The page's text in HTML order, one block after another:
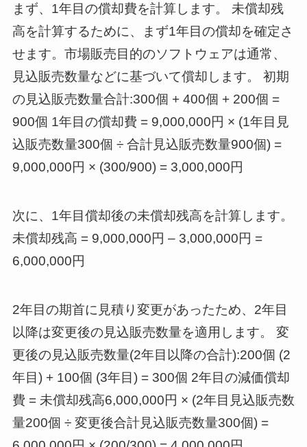
まず、1年目の償却費を計算します。 未償却残
高を計算するために、まず1年目の償却を確定さ
せます。市場販売目的のソフトウェアは通常、
見込販売数量などに基づいて償却します。 初期
の見込販売数量合計:300個 + 400個 + 200個 =
900個 1年目の償却費 = 9,000,000円 × (1年目見
込販売数量300個 ÷ 合計見込販売数量900個) =
9,000,000円 × (300/900) = 3,000,000円
次に、1年目償却後の未償却残高を計算します。
未償却残高 = 9,000,000円 – 3,000,000円 =
6,000,000円
2年目の期首に見積り変更があったため、2年目
以降は変更後の見込販売数量を適用します。 変
更後の見込販売数量(2年目以降の合計):200個 (2
年目) + 100個 (3年目) = 300個 2年目の減価償却
費 = 未償却残高6,000,000円 × (2年目見込販売数
量200個 ÷ 変更後合計見込販売数量300個) =